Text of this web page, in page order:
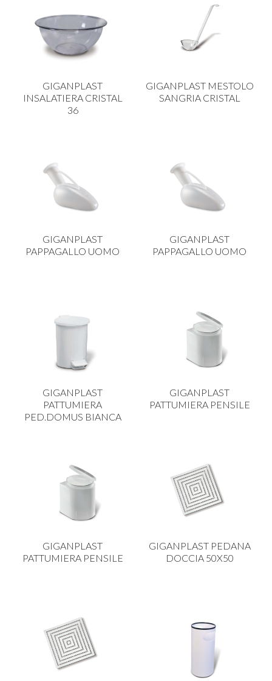
GIGANPLAST
INSALATIERA CRISTAL
36
GIGANPLAST MESTOLO
SANGRIA CRISTAL
GIGANPLAST
PAPPAGALLO UOMO
GIGANPLAST
PAPPAGALLO UOMO
GIGANPLAST
PATTUMIERA
PED.DOMUS BIANCA
GIGANPLAST
PATTUMIERA PENSILE
GIGANPLAST
PATTUMIERA PENSILE
GIGANPLAST PEDANA
DOCCIA 50X50